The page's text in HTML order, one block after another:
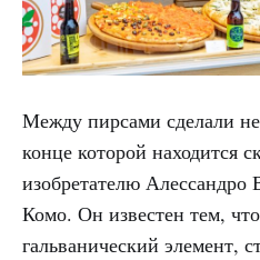
Между пирсами сделали
конце которой находится
изобретателю Алессандро
Комо. Он известен тем,
гальванический элемент,